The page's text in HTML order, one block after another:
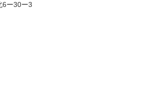
6ー30ー3